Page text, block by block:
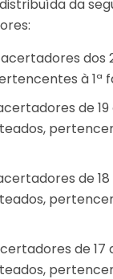
da
dos
à 1ª
de 19
de 18
de 17